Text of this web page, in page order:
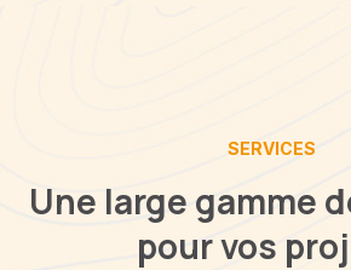
SERVICES
Une large gamme
pour vos